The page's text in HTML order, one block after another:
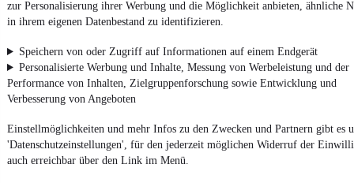
zur Personalisierung ihrer Werbung und die Möglichkeit anbieten, ähnliche
in ihrem eigenen Datenbestand zu identifizieren.
Speichern von oder Zugriff auf Informationen auf einem Endgerät
Personalisierte Werbung und Inhalte, Messung von Werbeleistung und der
Performance von Inhalten, Zielgruppenforschung sowie Entwicklung und
Verbesserung von Angeboten
Einstellmöglichkeiten und mehr Infos zu den Zwecken und Partnern gibt es
'Datenschutzeinstellungen', für den jederzeit möglichen Widerruf der
auch erreichbar über den Link im Menü.
4.6 Sterne
Nutze mobile.de schnell und einfach
Impressum
Vertrag widerrufen
Datenschutz